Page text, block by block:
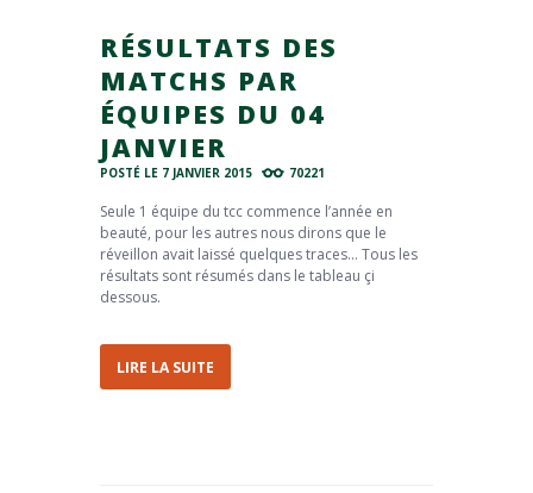
RÉSULTATS DES
MATCHS PAR
ÉQUIPES DU 04
JANVIER
POSTÉ LE 7 JANVIER 2015 70221
Seule 1 équipe du tcc commence l’année en
beauté, pour les autres nous dirons que le
réveillon avait laissé quelques traces… Tous les
résultats sont résumés dans le tableau çi
dessous.
LIRE LA SUITE